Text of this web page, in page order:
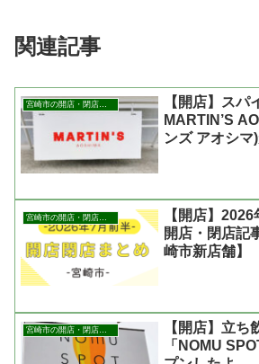
関連記事
宮崎市の開店・閉店まとめ
【開店】スパ
MARTIN’S
ンズ アオシマ
【開店】
開店・閉店記
崎市新店舗】
【開店】立ち
「NOMU